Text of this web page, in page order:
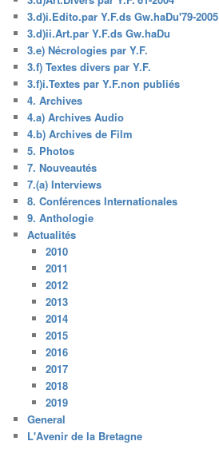
3.d)i.Edito.par Y.F.ds Gw.haDu'79-2005
3.d)ii.Art.par Y.F.ds Gw.haDu
3.e) Nécrologies par Y.F.
3.f) Textes divers par Y.F.
3.f)i.Textes par Y.F.non publiés
4. Archives
4.a) Archives Audio
4.b) Archives de Film
5. Photos
7. Nouveautés
7.(a) Interviews
8. Conférences Internationales
9. Anthologie
Actualités
2010
2011
2012
2013
2014
2015
2016
2017
2018
2019
General
L'Avenir de la Bretagne